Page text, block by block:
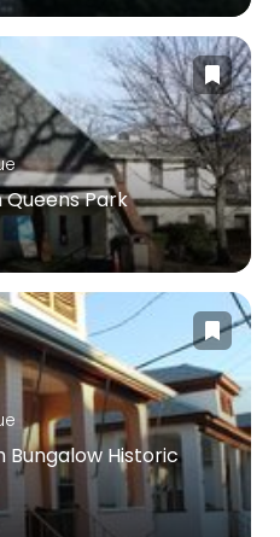
Queens Park
Bungalow Historic